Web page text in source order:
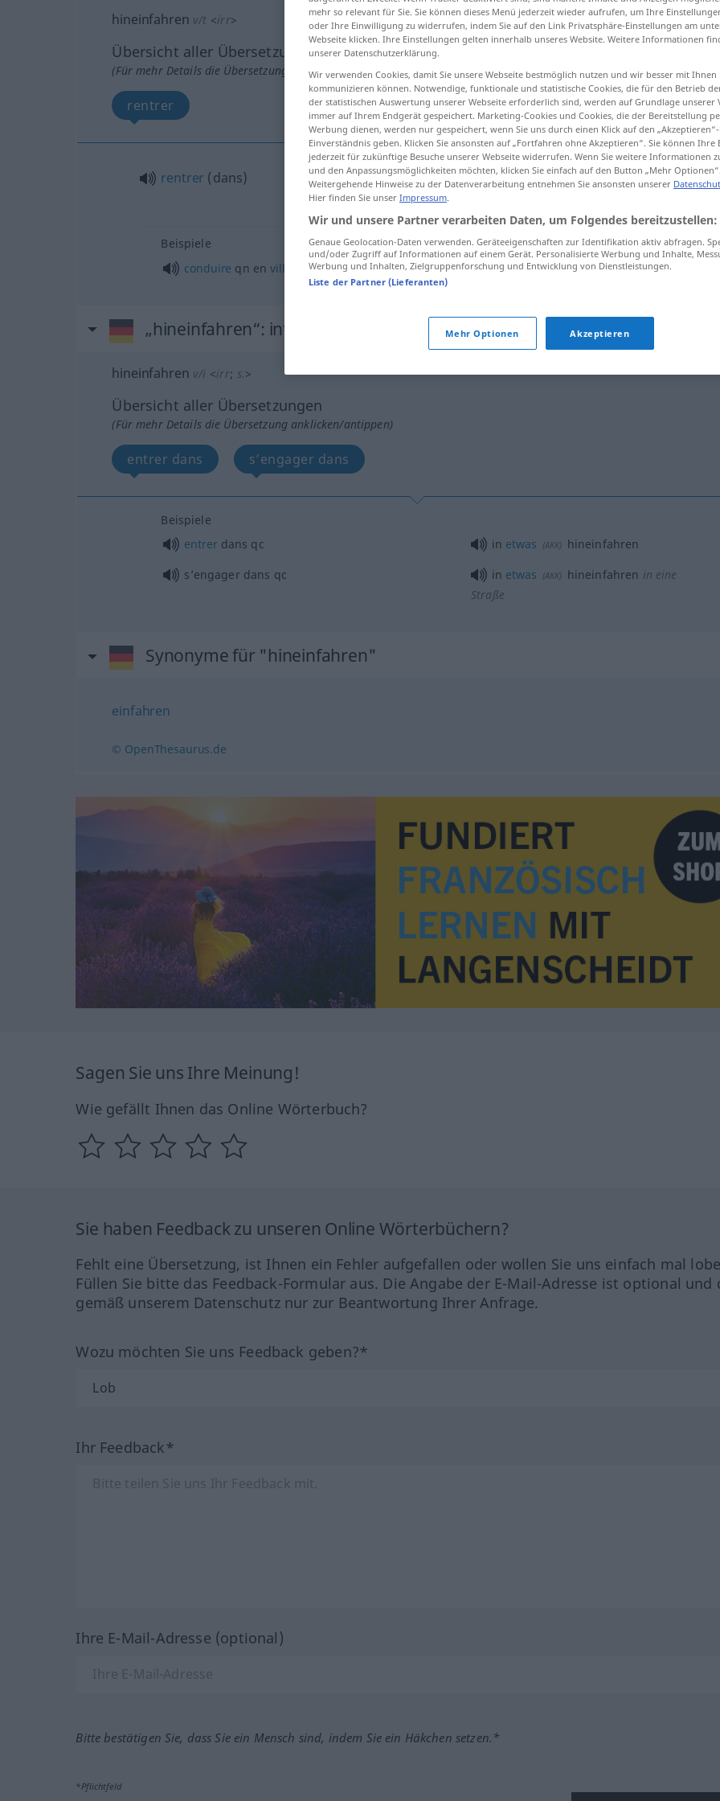
hineinfahren v/t <irr>
Übersicht aller Übersetzungen
(Für mehr Details die Übersetzung anklicken/antippen)
rentrer
rentrer (dans) hineinfahrenin +AKK
Fahrzeug,
Beispiele
conduire qn enville jemanden in dieStadthineinfahren
„hineinfahren“: intransitives Verb
hineinfahren v/i <irr; s.>
Übersicht aller Übersetzungen
(Für mehr Details die Übersetzung anklicken/antippen)
entrer dans s’engager dans
Beispiele
entrerdans qc in etwas (AKK) hineinfahren
s’engager dans qc in etwas (AKK) hineinfahren in eine
Straße
Synonyme für "hineinfahren"
einfahren
© OpenThesaurus.de
Sagen Sie uns Ihre Meinung!
Wie gefällt Ihnen das Online Wörterbuch?
Sie haben Feedback zu unseren Online Wörterbüchern?
Fehlt eine Übersetzung, ist Ihnen ein Fehler aufgefallen oder wollen Sie uns einfach mal
Füllen Sie bitte das Feedback-Formular aus. Die Angabe der E-Mail-Adresse ist optional und
gemäß unserem Datenschutz nur zur Beantwortung Ihrer Anfrage.
Wozu möchten Sie uns Feedback geben?*
Ihr Feedback*
Ihre E-Mail-Adresse (optional)
Bitte bestätigen Sie, dass Sie ein Mensch sind, indem Sie ein Häkchen setzen.*
*Pflichtfeld
mehr so relevant für Sie. Sie können dieses Menü jederzeit wieder aufrufen, um Ihre
oder Ihre Einwilligung zu widerrufen, indem Sie auf den Link Privatsphäre-Einstellungen am
Webseite klicken. Ihre Einstellungen gelten innerhalb unseres Website. Weitere Informationen
unserer Datenschutzerklärung.
Wir verwenden Cookies, damit Sie unsere Webseite bestmöglich nutzen und wir besser mit Ihnen
kommunizieren können. Notwendige, funktionale und statistische Cookies, die für den Betrieb
der statistischen Auswertung unserer Webseite erforderlich sind, werden auf Grundlage unserer
immer auf Ihrem Endgerät gespeichert. Marketing-Cookies und Cookies, die der Bereitstellung
Werbung dienen, werden nur gespeichert, wenn Sie uns durch einen Klick auf den
Einverständnis geben. Klicken Sie ansonsten auf „Fortfahren ohne Akzeptieren“. Sie können Ihre
jederzeit für zukünftige Besuche unserer Webseite widerrufen. Wenn Sie weitere Informationen
und den Anpassungsmöglichkeiten möchten, klicken Sie einfach auf den Button „Mehr Optionen“.
Weitergehende Hinweise zu der Datenverarbeitung entnehmen Sie ansonsten unserer
Hier finden Sie unser Impressum.
Wir und unsere Partner verarbeiten Daten, um Folgendes bereitzustellen:
Genaue Geolocation-Daten verwenden. Geräteeigenschaften zur Identifikation aktiv abfragen.
und/oder Zugriff auf Informationen auf einem Gerät. Personalisierte Werbung und Inhalte,
Werbung und Inhalten, Zielgruppenforschung und Entwicklung von Dienstleistungen.
Liste der Partner (Lieferanten)
Mehr Optionen Akzeptieren